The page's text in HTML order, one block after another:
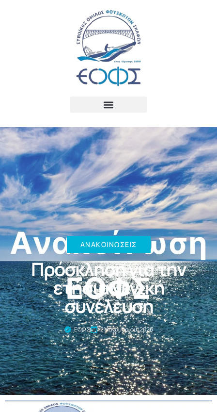
ΑΝΑΚΟΙΝΏΣΕΙΣ
Πρόσκληση για την
ετήσια γενική
συνέλευση
ΕΟΦΣ 21 Ιανουαρίου, 2026